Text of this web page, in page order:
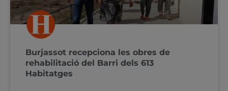
Burjassot recepciona les obres de
rehabilitació del Barri dels 613
Habitatges